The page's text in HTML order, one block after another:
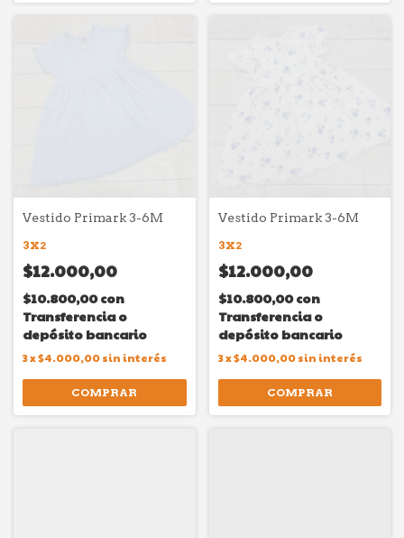
Vestido Primark 3-6M
3X2
$12.000,00
$10.800,00con
Transferencia o
depósito bancario
3x$4.000,00sin interés
COMPRAR
Vestido Primark 3-6M
3X2
$12.000,00
$10.800,00con
Transferencia o
depósito bancario
3x$4.000,00 sin interés
COMPRAR